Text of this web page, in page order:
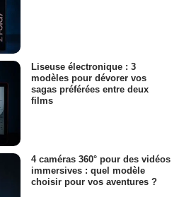
Liseuse électronique : 3
modèles pour dévorer vos
sagas préférées entre deux
films
4 caméras 360° pour des vidéos
immersives : quel modèle
choisir pour vos aventures ?